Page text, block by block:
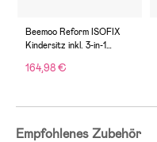
Beemoo Reform ISOFIX
Kindersitz inkl. 3-in-1
164,98 €
Empfohlenes Zubehör